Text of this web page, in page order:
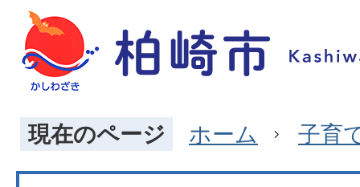
現在のページ ホーム 子育